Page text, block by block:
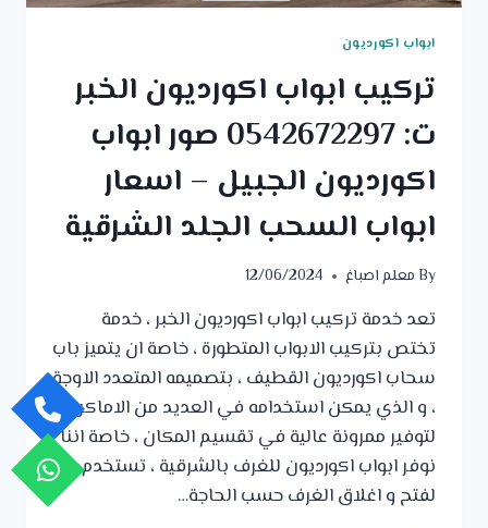
ابواب اكورديون
تركيب ابواب اكورديون الخبر
ت: 0542672297 صور ابواب
اكورديون الجبيل – اسعار
ابواب السحب الجلد الشرقية
Byمعلم اصباغ 12/06/2024
تعد خدمة تركيب ابواب اكورديون الخبر ، خدمة
تختص بتركيب الابواب المتطورة ، خاصة ان يتميز باب
سحاب اكورديون القطيف ، بتصميمه المتعدد الاوجة
، و الذي يمكن استخدامه في العديد من الاماكن
لتوفير ممرونة عالية في تقسيم المكان ، خاصة اننا
نوفر ابواب اكورديون للغرف بالشرقية ، تستخدم
لفتح و اغلاق الغرف حسب الحاجة…